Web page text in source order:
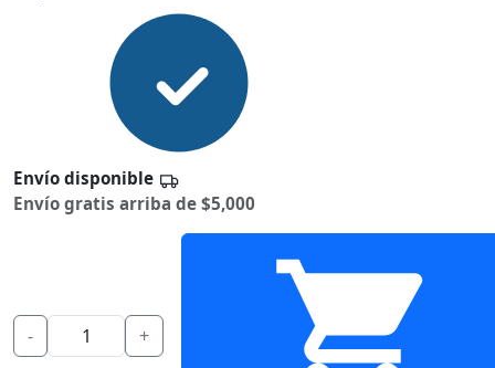
Envío disponible
Envío gratis arriba de $5,000
- +